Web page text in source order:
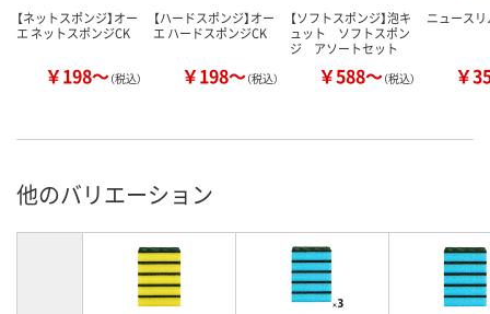
【ネットスポンジ】オー
エ ネットスポンジCK
￥198～（税込）
【ハードスポンジ】オー
エ ハードスポンジCK
￥198～（税込）
【ソフトスポンジ】泡キ
ュット ソフトスポン
ジ アソートセット
￥588～（税込）
ニュース
￥
他のバリエーション